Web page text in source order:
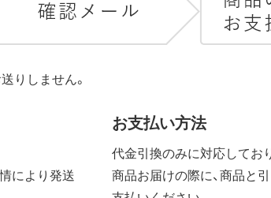
りしません。
により発送
お支払い方法
代金引換のみに対応してお
商品お届けの際に、商品と